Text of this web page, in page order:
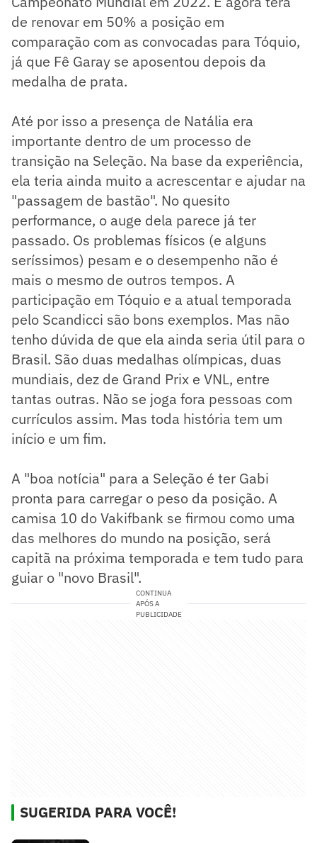
de renovar em 50% a posição em
comparação com as convocadas para Tóquio,
já que Fê Garay se aposentou depois da
medalha de prata.
Até por isso a presença de Natália era
importante dentro de um processo de
transição na Seleção. Na base da experiência,
ela teria ainda muito a acrescentar e ajudar na
"passagem de bastão". No quesito
performance, o auge dela parece já ter
passado. Os problemas físicos (e alguns
seríssimos) pesam e o desempenho não é
mais o mesmo de outros tempos. A
participação em Tóquio e a atual temporada
pelo Scandicci são bons exemplos. Mas não
tenho dúvida de que ela ainda seria útil para o
Brasil. São duas medalhas olímpicas, duas
mundiais, dez de Grand Prix e VNL, entre
tantas outras. Não se joga fora pessoas com
currículos assim. Mas toda história tem um
início e um fim.
A "boa notícia" para a Seleção é ter Gabi
pronta para carregar o peso da posição. A
camisa 10 do Vakifbank se firmou como uma
das melhores do mundo na posição, será
capitã na próxima temporada e tem tudo para
guiar o "novo Brasil".
CONTINUA
APÓS A
PUBLICIDADE
SUGERIDA PARA VOCÊ!